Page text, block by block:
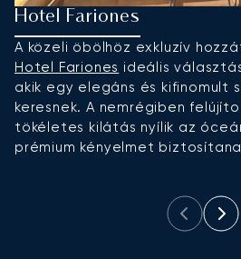
Hotel Fariones
A közeli öbölhöz exkluzív
Hotel Fariones ideális
akik egy elegáns és kifinomult
keresnek. A nemrégiben
tökéletes kilátás nyílik az
prémium kényelmet